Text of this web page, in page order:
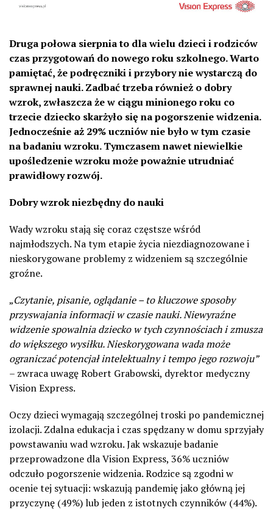
Druga połowa sierpnia to dla wielu dzieci i rodziców
czas przygotowań do nowego roku szkolnego. Warto
pamiętać, że podręczniki i przybory nie wystarczą do
sprawnej nauki. Zadbać trzeba również o dobry
wzrok, zwłaszcza że w ciągu minionego roku co
trzecie dziecko skarżyło się na pogorszenie widzenia.
Jednocześnie aż 29% uczniów nie było w tym czasie
na badaniu wzroku. Tymczasem nawet niewielkie
upośledzenie wzroku może poważnie utrudniać
prawidłowy rozwój.
Dobry wzrok niezbędny do nauki
Wady wzroku stają się coraz częstsze wśród
najmłodszych. Na tym etapie życia niezdiagnozowane i
nieskorygowane problemy z widzeniem są szczególnie
groźne.
„Czytanie, pisanie, oglądanie – to kluczowe sposoby
przyswajania informacji w czasie nauki. Niewyraźne
widzenie spowalnia dziecko w tych czynnościach i zmusza
do większego wysiłku. Nieskorygowana wada może
ograniczać potencjał intelektualny i tempo jego rozwoju”
– zwraca uwagę Robert Grabowski, dyrektor medyczny
Vision Express.
Oczy dzieci wymagają szczególnej troski po pandemicznej
izolacji. Zdalna edukacja i czas spędzany w domu sprzyjały
powstawaniu wad wzroku. Jak wskazuje badanie
przeprowadzone dla Vision Express, 36% uczniów
odczuło pogorszenie widzenia. Rodzice są zgodni w
ocenie tej sytuacji: wskazują pandemię jako główną jej
przyczynę (49%) lub jeden z istotnych czynników (44%).